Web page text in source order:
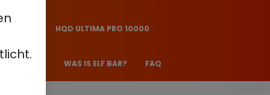
HQD ULTIMA PRO 10000
WAS IS ELF BAR? FAQ